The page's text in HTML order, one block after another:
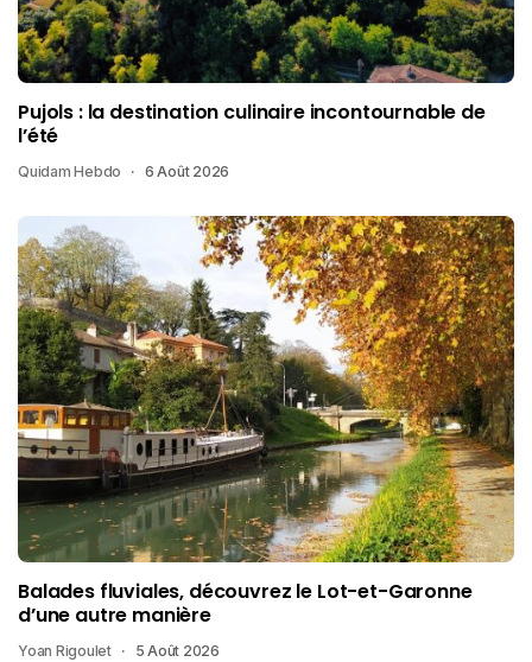
Pujols : la destination culinaire incontournable de
l’été
Quidam Hebdo 6 Août 2026
Balades fluviales, découvrez le Lot-et-Garonne
d’une autre manière
Yoan Rigoulet 5 Août 2026